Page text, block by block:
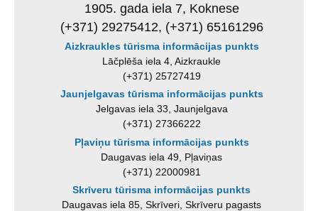
1905. gada iela 7, Koknese
(+371) 29275412, (+371) 65161296
Aizkraukles tūrisma informācijas punkts
Lāčplēša iela 4, Aizkraukle
(+371) 25727419
Jaunjelgavas tūrisma informācijas punkts
Jelgavas iela 33, Jaunjelgava
(+371) 27366222
Pļaviņu tūrisma informācijas punkts
Daugavas iela 49, Pļaviņas
(+371) 22000981
Skrīveru tūrisma informācijas punkts
Daugavas iela 85, Skrīveri, Skrīveru pagasts